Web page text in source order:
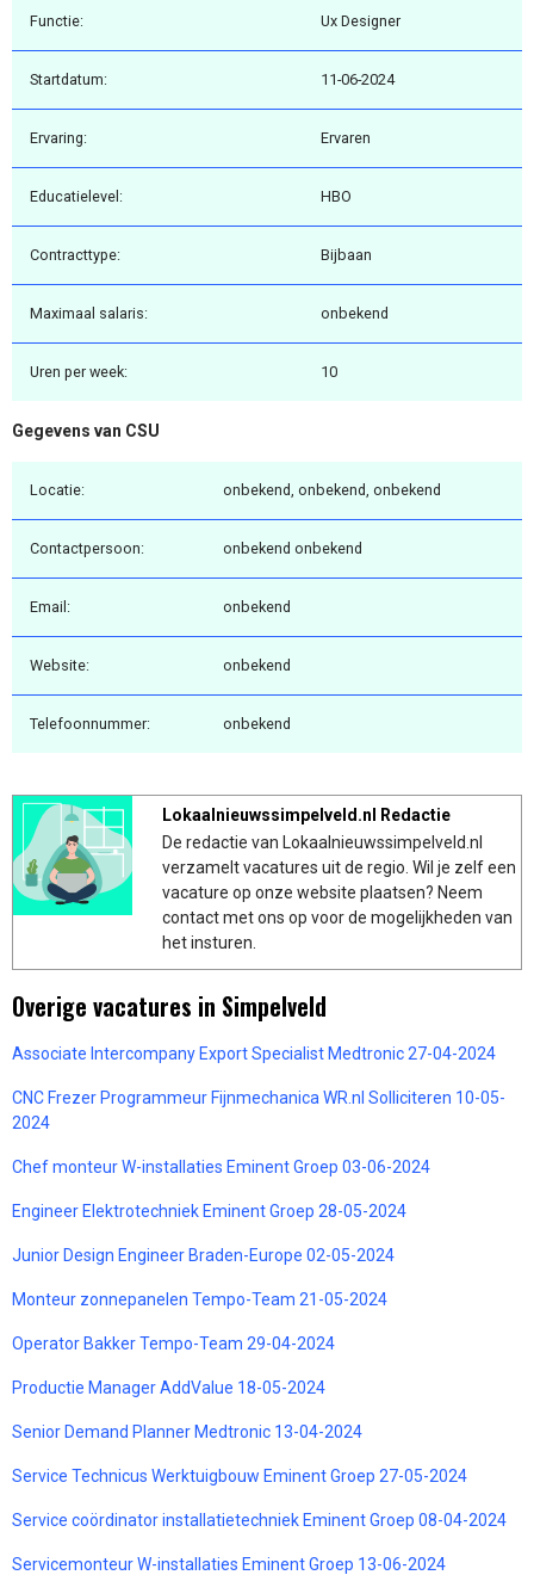
Functie: Ux Designer
Startdatum: 11-06-2024
Ervaring: Ervaren
Educatielevel: HBO
Contracttype: Bijbaan
Maximaal salaris: onbekend
Uren per week: 10
Gegevens van CSU
Locatie: onbekend, onbekend, onbekend
Contactpersoon: onbekend onbekend
Email: onbekend
Website: onbekend
Telefoonnummer: onbekend
Lokaalnieuwssimpelveld.nl Redactie
De redactie van Lokaalnieuwssimpelveld.nl
verzamelt vacatures uit de regio. Wil je zelf een
vacature op onze website plaatsen? Neem
contact met ons op voor de mogelijkheden van
het insturen.
Overige vacatures in Simpelveld
Associate Intercompany Export Specialist Medtronic 27-04-2024
CNC Frezer Programmeur Fijnmechanica WR.nl Solliciteren 10-05-
2024
Chef monteur W-installaties Eminent Groep 03-06-2024
Engineer Elektrotechniek Eminent Groep 28-05-2024
Junior Design Engineer Braden-Europe 02-05-2024
Monteur zonnepanelen Tempo-Team 21-05-2024
Operator Bakker Tempo-Team 29-04-2024
Productie Manager AddValue 18-05-2024
Senior Demand Planner Medtronic 13-04-2024
Service Technicus Werktuigbouw Eminent Groep 27-05-2024
Service coördinator installatietechniek Eminent Groep 08-04-2024
Servicemonteur W-installaties Eminent Groep 13-06-2024